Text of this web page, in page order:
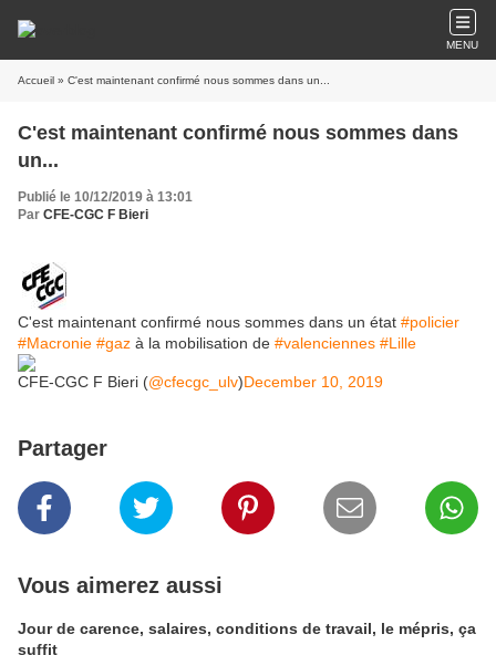
MENU
Accueil » C'est maintenant confirmé nous sommes dans un...
C'est maintenant confirmé nous sommes dans
un...
Publié le 10/12/2019 à 13:01
Par CFE-CGC F Bieri
C'est maintenant confirmé nous sommes dans un état #policier
#Macronie #gaz à la mobilisation de #valenciennes #Lille
CFE-CGC F Bieri (@cfecgc_ulv)December 10, 2019
Partager
Vous aimerez aussi
Jour de carence, salaires, conditions de travail, le mépris, ça
suffit